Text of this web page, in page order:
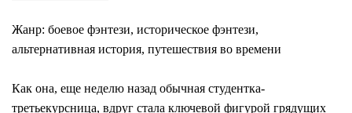
Жанр: боевое фэнтези, историческое фэнтези,
альтернативная история, путешествия во времени
Как она, еще неделю назад обычная студентка-
третьекурсница, вдруг стала ключевой фигурой грядущих